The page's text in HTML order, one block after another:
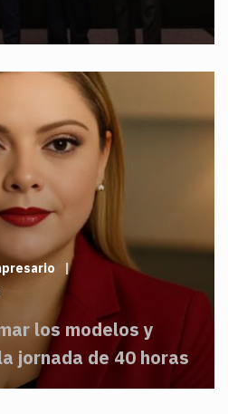
los modelos y
jornada de 40 horas